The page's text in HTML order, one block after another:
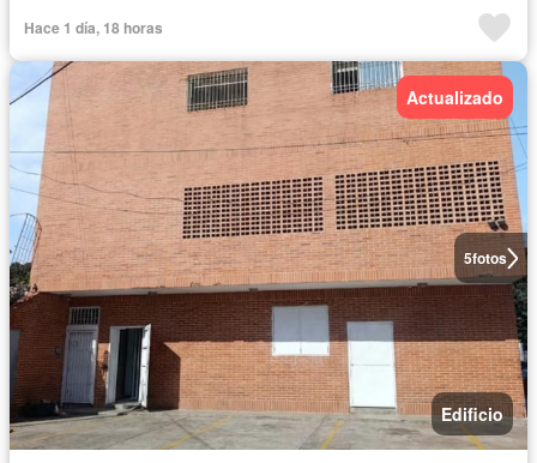
Hace 1 día, 18 horas
5fotos
Actualizado
Edificio